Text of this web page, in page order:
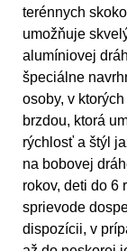
terénnych
umožňuje
alumíniovej
špeciálne
osoby, v
brzdou, ktorá
rýchlosť a štýl
na bobovej
rokov, deti do 6
sprievode
dispozícii, v